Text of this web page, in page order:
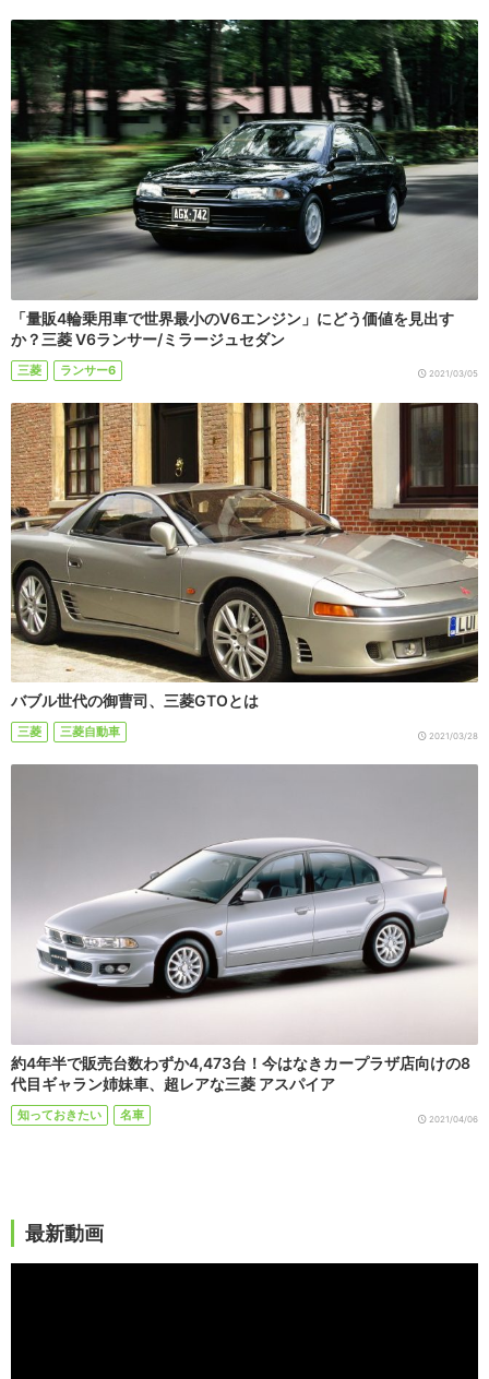
「量販4輪乗用車で世界最小のV6エンジン」にどう価値を見出す
か？三菱 V6ランサー/ミラージュセダン
三菱 ランサー6 2021/03/05
バブル世代の御曹司、三菱GTOとは
三菱 三菱自動車 2021/03/28
約4年半で販売台数わずか4,473台！今はなきカープラザ店向けの8
代目ギャラン姉妹車、超レアな三菱 アスパイア
知っておきたい 名車 2021/04/06
最新動画